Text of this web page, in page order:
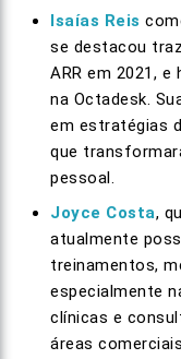
Isaías Reis
se destacou
ARR em 2021,
na Octadesk.
em estratégias
que
pessoal.
Joyce Costa,
atualmente
treinamentos,
especialmente
clínicas e
áreas